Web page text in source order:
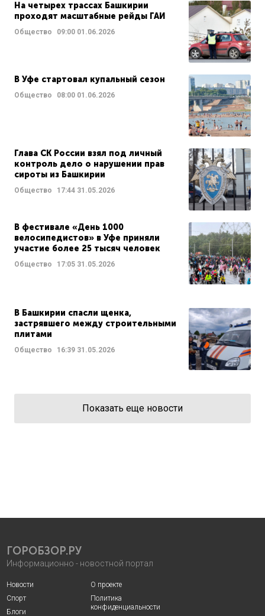
На четырех трассах Башкирии
проходят масштабные рейды ГАИ
Общество 09:00 01.06.2026
В Уфе стартовал купальный сезон
Общество 08:00 01.06.2026
Глава СК России взял под личный
контроль дело о нарушении прав
сироты из Башкирии
Общество 17:44 31.05.2026
В фестивале «День 1000
велосипедистов» в Уфе приняли
участие более 25 тысяч человек
Общество 17:05 31.05.2026
В Башкирии спасли щенка,
застрявшего между строительными
плитами
Общество 16:39 31.05.2026
Показать еще новости
ГОРОБЗОР.РУ
Информационно - новостной портал
Новости
Спорт
Блоги
О проекте
Политика
конфиденциальности